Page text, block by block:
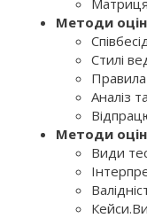
Методи
Стилі
Правила
Аналіз
Методи
Види